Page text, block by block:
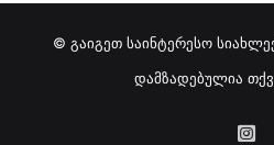
© გაიგეთ საინტერესო
დამზადებულია